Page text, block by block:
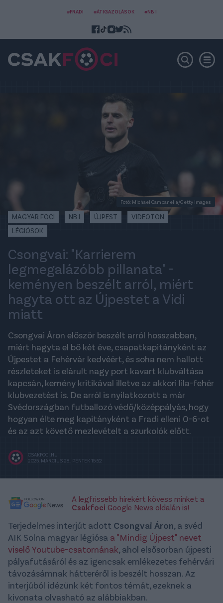
#FRADI #ÁTIGAZOLÁSOK #NB I
Fotó: Michael Campanella/Getty Images
MAGYAR FOCI NB I ÚJPEST
VIDEOTON
LÉGIÓSOK
Csongvai: "Karrierem
legmegalázóbb pillanata" -
keményen beszélt arról, miért
hagyta ott az Újpestet a Vidi
miatt
Csongvai Áron először beszélt arról hosszabban,
miért hagyta el bő két éve, csapatkapitányként az
Újpestet a Fehérvár kedvéért, és soha nem hallott
részleteket is elárult nagy port kavart klubváltása
kapcsán, kemény kritikával illetve az akkori lila-fehér
klubvezetést is. De arról is nyilatkozott a már
Svédországban futballozó védő/középpályás, hogy
hogyan élte meg kapitányként a Fradi elleni 0-6-ot
és az azt követő mezlevételt a szurkolók előtt.
CSAKFOCI.HU
2025. MÁRCIUS 28., PÉNTEK 15:52
A legfrissebb hírekért kövess minket a
Csakfoci Google News oldalán is!
Terjedelmes interjút adott Csongvai Áron, a svéd
AIK Solna magyar légiósa a "Mindig Újpest" nevet
viselő Youtube-csatornának, ahol elsősorban újpesti
pályafutásáról és az igencsak emlékezetes fehérvári
távozásámnak hátteréről is beszélt hosszan. Az
interjúból idézünk két fontos témát, ezeknek a
kivonata olvasható az alábbiakban.